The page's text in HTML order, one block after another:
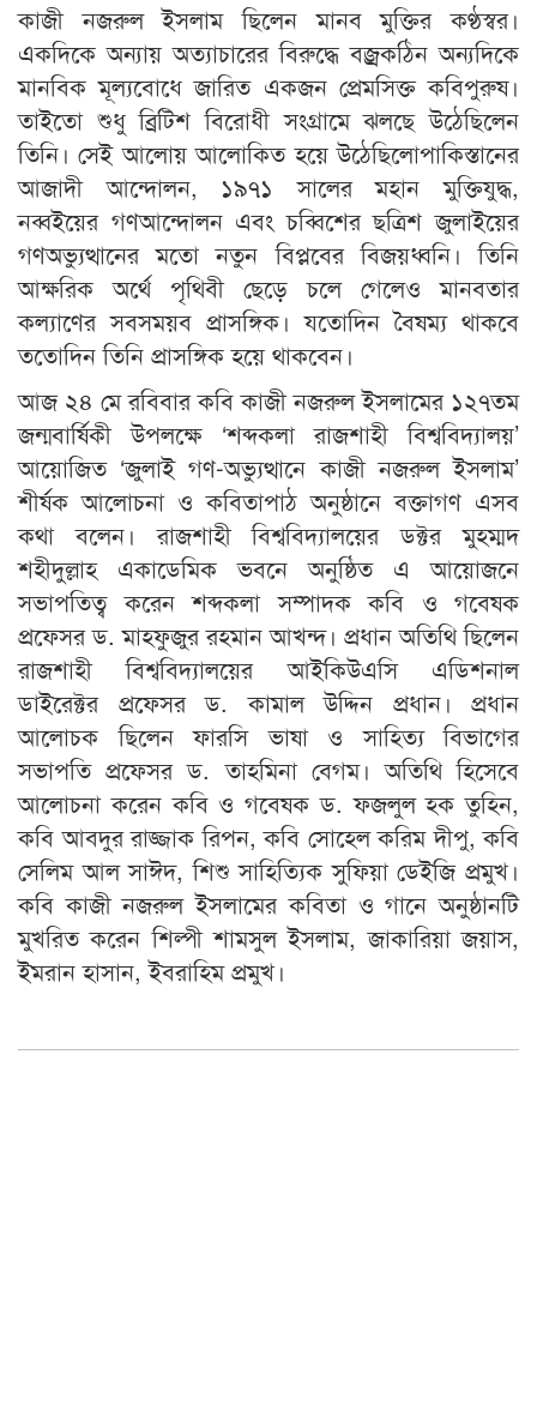
কাজী নজরুল ইসলাম ছিলেন মানব মুক্তির কণ্ঠস্বর।
একদিকে অন্যায় অত্যাচারের বিরুদ্ধে বজ্রকঠিন অন্যদিকে
মানবিক মূল্যবোধে জারিত একজন প্রেমসিক্ত কবিপুরুষ।
তাইতো শুধু ব্রিটিশ বিরোধী সংগ্রামে ঝলছে উঠেছিলেন
তিনি। সেই আলোয় আলোকিত হয়ে উঠেছিলোপাকিস্তানের
আজাদী আন্দোলন, ১৯৭১ সালের মহান মুক্তিযুদ্ধ,
নব্বইয়ের গণআন্দোলন এবং চব্বিশের ছত্রিশ জুলাইয়ের
গণঅভ্যুত্থানের মতো নতুন বিপ্লবের বিজয়ধ্বনি। তিনি
আক্ষরিক অর্থে পৃথিবী ছেড়ে চলে গেলেও মানবতার
কল্যাণের সবসময়ব প্রাসঙ্গিক। যতোদিন বৈষম্য থাকবে
ততোদিন তিনি প্রাসঙ্গিক হয়ে থাকবেন।
আজ ২৪ মে রবিবার কবি কাজী নজরুল ইসলামের ১২৭তম
জন্মবার্ষিকী উপলক্ষে ‘শব্দকলা রাজশাহী বিশ্ববিদ্যালয়’
আয়োজিত ‘জুলাই গণ-অভ্যুত্থানে কাজী নজরুল ইসলাম’
শীর্ষক আলোচনা ও কবিতাপাঠ অনুষ্ঠানে বক্তাগণ এসব
কথা বলেন। রাজশাহী বিশ্ববিদ্যালয়ের ডক্টর মুহম্মদ
শহীদুল্লাহ একাডেমিক ভবনে অনুষ্ঠিত এ আয়োজনে
সভাপতিত্ব করেন শব্দকলা সম্পাদক কবি ও গবেষক
প্রফেসর ড. মাহফুজুর রহমান আখন্দ। প্রধান অতিথি ছিলেন
রাজশাহী বিশ্ববিদ্যালয়ের আইকিউএসি এডিশনাল
ডাইরেক্টর প্রফেসর ড. কামাল উদ্দিন প্রধান। প্রধান
আলোচক ছিলেন ফারসি ভাষা ও সাহিত্য বিভাগের
সভাপতি প্রফেসর ড. তাহমিনা বেগম। অতিথি হিসেবে
আলোচনা করেন কবি ও গবেষক ড. ফজলুল হক তুহিন,
কবি আবদুর রাজ্জাক রিপন, কবি সোহেল করিম দীপু, কবি
সেলিম আল সাঈদ, শিশু সাহিত্যিক সুফিয়া ডেইজি প্রমুখ।
কবি কাজী নজরুল ইসলামের কবিতা ও গানে অনুষ্ঠানটি
মুখরিত করেন শিল্পী শামসুল ইসলাম, জাকারিয়া জয়াস,
ইমরান হাসান, ইবরাহিম প্রমুখ।